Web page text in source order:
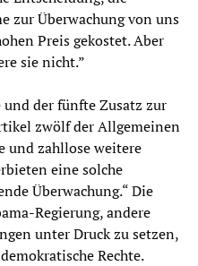
zur Überwachung von uns
Preis gekostet. Aber
sie nicht.”
der fünfte Zusatz zur
zwölf der Allgemeinen
und zahllose weitere
eine solche
Überwachung.“ Die
Regierung, andere
unter Druck zu setzen,
Rechte.